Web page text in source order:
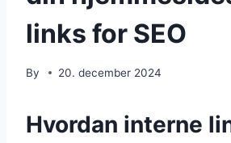
links for SEO
By 20. december 2024
Hvordan interne